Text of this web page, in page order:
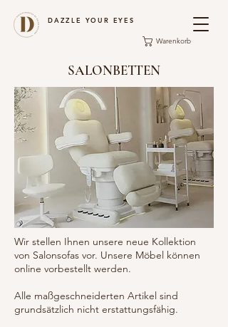
DAZZLE YOUR EYES
Warenkorb
SALONBETTEN
Wir stellen Ihnen unsere neue Kollektion
von Salonsofas vor. Unsere Möbel können
online vorbestellt werden.
Alle maßgeschneiderten Artikel sind
grundsätzlich nicht erstattungsfähig.